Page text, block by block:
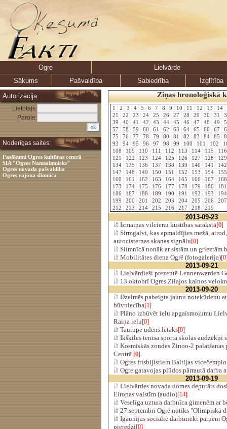
Ogre
Lielvārde
Sākums
Pašvaldība Sabiedrība
Izglītība
Autorizācija
Lietotājs:
Parole:
Noderīgas saites:
Pasākumi Ogres kultūras centrā
SIA "Ogres Namsaimnieks"
Ogres novada pašvaldība
Ogres rajona slimnīca
Ziņas hronoloģiskā
1 2 3 4 5 6 7 8 9 10 11 12 13 14
21
22 23 24 25 26 27 28 29 30 31
39
40 41 42 43 44 45 46 47 48 49
57
58 59 60 61 62 63 64 65 66 67
75
76 77 78 79 80 81 82 83 84 85
93
94 95 96 97 98 99 100 101 102
108
109 110 111 112 113 114 115
121
122 123 124 125 126 127 128
134
135 136 137 138 139 140 141
147
148 149 150 151 152 153 154
160
161 162 163 164 165 166 167
173
174 175 176 177 178 179 180
186
187 188 189 190 191 192 193
199
200 201 202 203 204 205 206
212
213 214 215 216 217 218 219
2013-09-23
Izmaiņas vilcienu kustības sarakstā[0]
Sirmgalvi, kas apmaldījies mežā,
autocisternas skaņas signālu[0]
Slimnīcā nonāk ar sistām un grieztām
Mobilitātes diena Ogrē (fotogalerija)
2013-09-21
Lielvārdieši prezentē Lennenwarden
13.oktobrī Ogres Zilajos kalnos
2013-09-20
Dzelmēs pabeigta jaunu notekūdeņu
būvniecība[1]
Plāno izbūvēt ielu apgaismojumu
Raiņa ielu[0]
Taurupē ūdens lētāks[0]
Ikšķiles tenisa sporta skolas audzēkņi
Kosmiskās zondes Zinoo-2 palaišanas
Centrā [0]
Ogres frisbijistiem Baltijas
Ogre gatavojas plūdos pārrautā darba
2013-09-19
Lielvārdes novada domes deputāts
Eiropas valstīm (audio)[14]
Veselīga uztura darbnīca ģimenēm ar
27.septembrī Ogrē notiks "Olimpiskā
Igaunijas sociālie darbinieki pārņem
pieredzi[0]